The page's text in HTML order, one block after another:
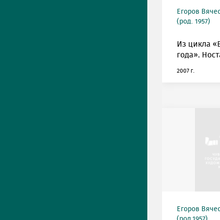
Егоров
(род. 1957)
Из цикла
года».
2007 г.
Егоров